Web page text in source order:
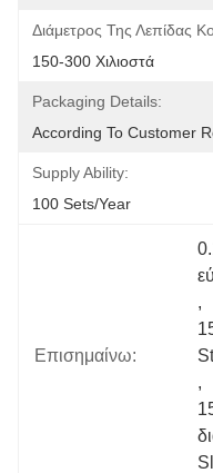
Διάμετρος Της Λεπίδας
150-300 Χιλιοστά
Packaging Details:
According To Customer
Supply Ability:
100 Sets/year
Επισημαίνω:
,
,